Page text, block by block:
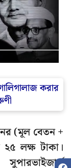
করার
(মূল বেতন +
লক্ষ টাকা।